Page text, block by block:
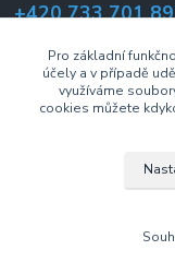
+420 733 701
2008 © Fiber
Pro základní
účely a v případě
využíváme
cookies můžete